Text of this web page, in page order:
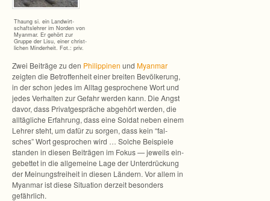
Thaung si. ein Land­wirt­
schafts­leh­rer im Nor­den von
Myan­mar. Er gehört zur
Gruppe der Lisu, einer christ­
li­chen Min­der­heit. Fot.: priv.
Zwei Bei­träge zu den Phil­ip­pi­nen und Myan­mar
zeig­ten die Betrof­fen­heit einer brei­ten Bevöl­ke­rung,
in der schon jedes im All­tag gespro­chene Wort und
jedes Ver­hal­ten zur Gefahr wer­den kann. Die Angst
davor, dass Pri­vat­ge­sprä­che abge­hört wer­den, die
all­täg­li­che Erfah­rung, dass eine Sol­dat neben einem
Leh­rer steht, um dafür zu sor­gen, dass kein “fal­
sches” Wort gespro­chen wird … Sol­che Bei­spiele
stan­den in die­sen Bei­trä­gen im Fokus — jeweils ein­
ge­bet­tet in die all­ge­meine Lage der Unter­drü­ckung
der Mei­nungs­frei­heit in die­sen Län­dern. Vor allem in
Myan­mar ist diese Situa­tion der­zeit beson­ders
gefährlich.